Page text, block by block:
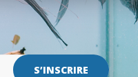
S’INSCRIRE